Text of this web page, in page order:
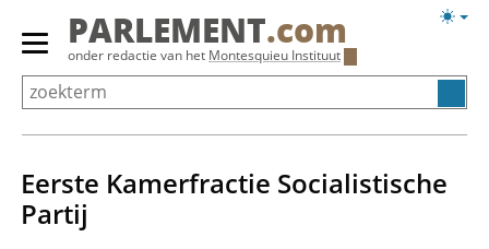
Overslaan
Primair
menu
tonen/verbergen
PARLEMENT.com
onder redactie van het Montesquieu Instituut
Eerste Kamerfractie Socialistische
Partij